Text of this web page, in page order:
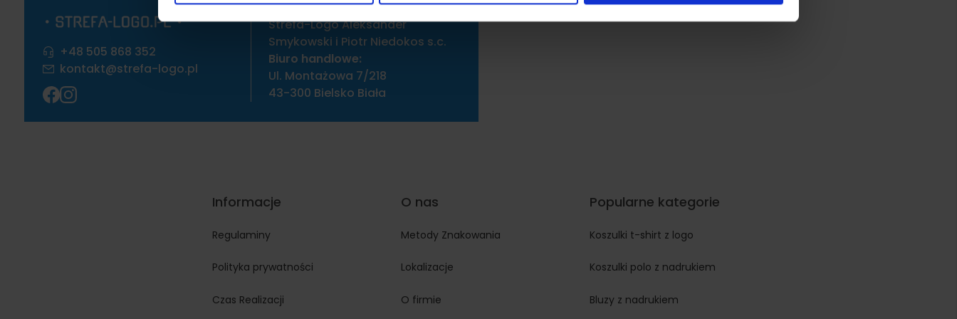
+48 505 868 352
kontakt@strefa-logo.pl
Strefa-Logo Aleksander
Smykowski i Piotr Niedokos s.c.
Biuro handlowe:
Ul. Montażowa 7/218
43-300 Bielsko Biała
Informacje
Regulaminy
Polityka prywatności
Czas Realizacji
O nas
Metody Znakowania
Lokalizacje
O firmie
Popularne kategorie
Koszulki t-shirt z logo
Koszulki polo z nadrukiem
Bluzy z nadrukiem